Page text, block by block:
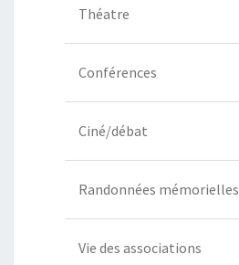
Théatre
Conférences
Ciné/débat
Randonnées mémorielles
Vie des associations